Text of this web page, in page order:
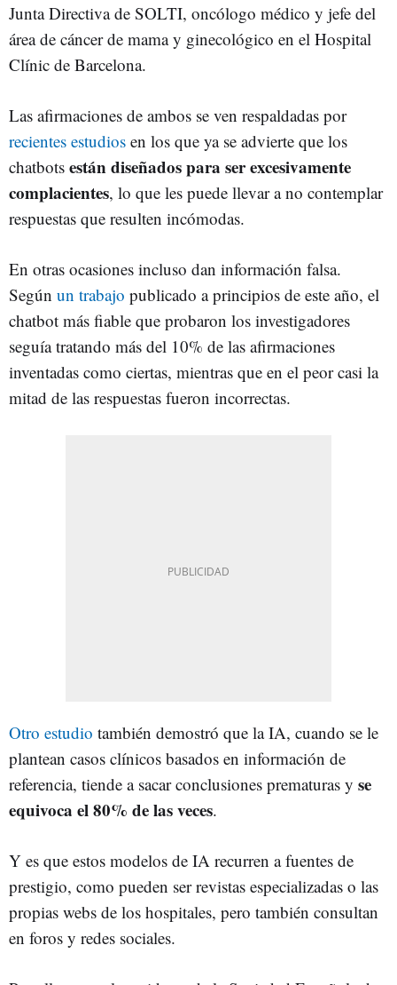
Junta Directiva de SOLTI, oncólogo médico y jefe del
área de cáncer de mama y ginecológico en el Hospital
Clínic de Barcelona.
Las afirmaciones de ambos se ven respaldadas por
recientes estudios en los que ya se advierte que los
chatbots están diseñados para ser excesivamente
complacientes, lo que les puede llevar a no contemplar
respuestas que resulten incómodas.
En otras ocasiones incluso dan información falsa.
Según un trabajo publicado a principios de este año, el
chatbot más fiable que probaron los investigadores
seguía tratando más del 10% de las afirmaciones
inventadas como ciertas, mientras que en el peor casi la
mitad de las respuestas fueron incorrectas.
Otro estudio también demostró que la IA, cuando se le
plantean casos clínicos basados en información de
referencia, tiende a sacar conclusiones prematuras y se
equivoca el 80% de las veces.
Y es que estos modelos de IA recurren a fuentes de
prestigio, como pueden ser revistas especializadas o las
propias webs de los hospitales, pero también consultan
en foros y redes sociales.